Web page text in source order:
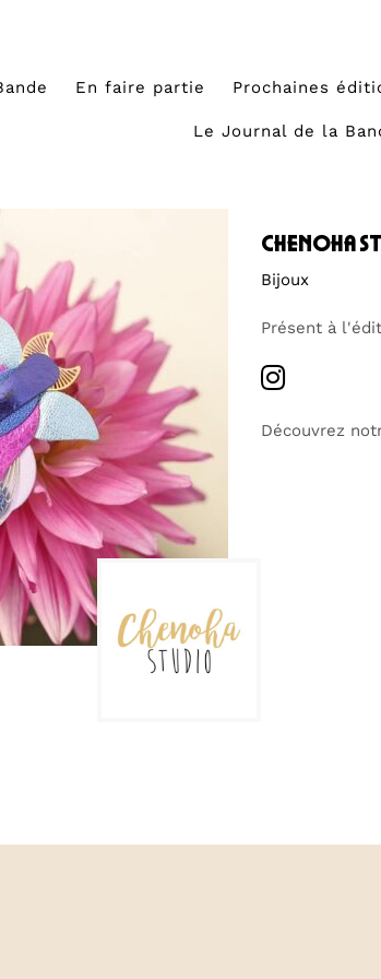
En faire partie Prochaines
Le Journal de la
chenoha
Bijoux
Présent à
Découvrez